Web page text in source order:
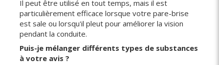
Il peut être utilisé en tout temps, mais il est
particulièrement efficace lorsque votre pare-brise
est sale ou lorsqu'il pleut pour améliorer la vision
pendant la conduite.
Puis-je mélanger différents types de substances
à votre avis ?